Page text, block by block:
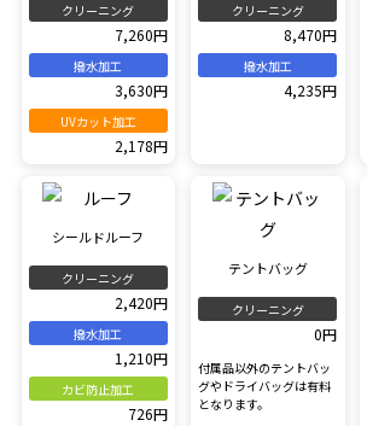
クリーニング
7,260円
撥水加工
3,630円
UVカット加工
2,178円
クリーニング
8,470円
撥水加工
4,235円
シールドルーフ
クリーニング
2,420円
撥水加工
1,210円
カビ防止加工
726円
テントバッグ
クリーニング
0円
付属品以外のテントバッ
グやドライバッグは有料
となります。